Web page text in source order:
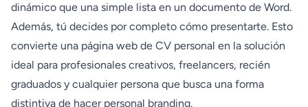
dinámico que una simple lista en un documento de Word.
Además, tú decides por completo cómo presentarte. Esto
convierte una página web de CV personal en la solución
ideal para profesionales creativos, freelancers, recién
graduados y cualquier persona que busca una forma
distintiva de hacer personal branding.